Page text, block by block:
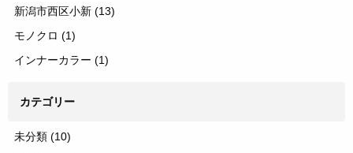
新潟市西区小新 (13)
モノクロ (1)
インナーカラー (1)
カテゴリー
未分類 (10)